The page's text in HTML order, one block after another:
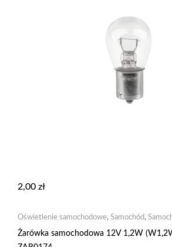
2,00 zł
Oświetlenie samochodowe, Samochód,
żarowe
Żarówka samochodowa 12V 1,2W